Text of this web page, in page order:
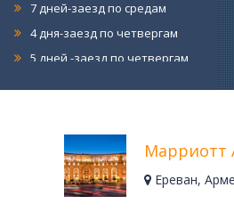
4 дня-заезд по четвергам
5 дней -заезд по четвергам
6 дней-заезд по четвергам
5 дней-заезд по пятницам
6 дней-заезд по пятницам
7 дней-заезд по пятницам
Марриотт
Ереван,